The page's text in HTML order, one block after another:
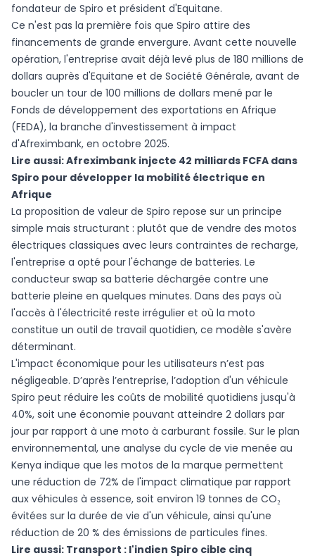
fondateur de Spiro et président d'Equitane.
Ce n'est pas la première fois que Spiro attire des
financements de grande envergure. Avant cette nouvelle
opération, l'entreprise avait déjà levé plus de 180 millions de
dollars auprès d'Equitane et de Société Générale, avant de
boucler un tour de 100 millions de dollars mené par le
Fonds de développement des exportations en Afrique
(FEDA), la branche d'investissement à impact
d'Afreximbank, en octobre 2025.
Lire aussi:Afreximbank injecte 42 milliards FCFA dans
Spiro pour développer la mobilité électrique en
Afrique
La proposition de valeur de Spiro repose sur un principe
simple mais structurant : plutôt que de vendre des motos
électriques classiques avec leurs contraintes de recharge,
l'entreprise a opté pour l'échange de batteries. Le
conducteur swap sa batterie déchargée contre une
batterie pleine en quelques minutes. Dans des pays où
l'accès à l'électricité reste irrégulier et où la moto
constitue un outil de travail quotidien, ce modèle s'avère
déterminant.
L'impact économique pour les utilisateurs n’est pas
négligeable. D’après l’entreprise, l’adoption d'un véhicule
Spiro peut réduire les coûts de mobilité quotidiens jusqu'à
40%, soit une économie pouvant atteindre 2 dollars par
jour par rapport à une moto à carburant fossile. Sur le plan
environnemental, une analyse du cycle de vie menée au
Kenya indique que les motos de la marque permettent
une réduction de 72% de l'impact climatique par rapport
aux véhicules à essence, soit environ 19 tonnes de CO₂
évitées sur la durée de vie d'un véhicule, ainsi qu'une
réduction de 20 % des émissions de particules fines.
Lire aussi: Transport : l'indien Spiro cible cinq